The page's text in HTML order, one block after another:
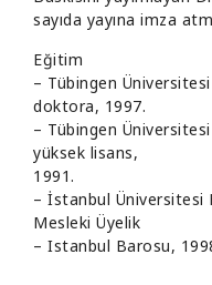
sayıda yayına imza
Eğitim
– Tübingen
doktora, 1997.
– Tübingen
yüksek lisans,
1991.
– İstanbul Üniversitesi
Mesleki Üyelik
– Istanbul Barosu,